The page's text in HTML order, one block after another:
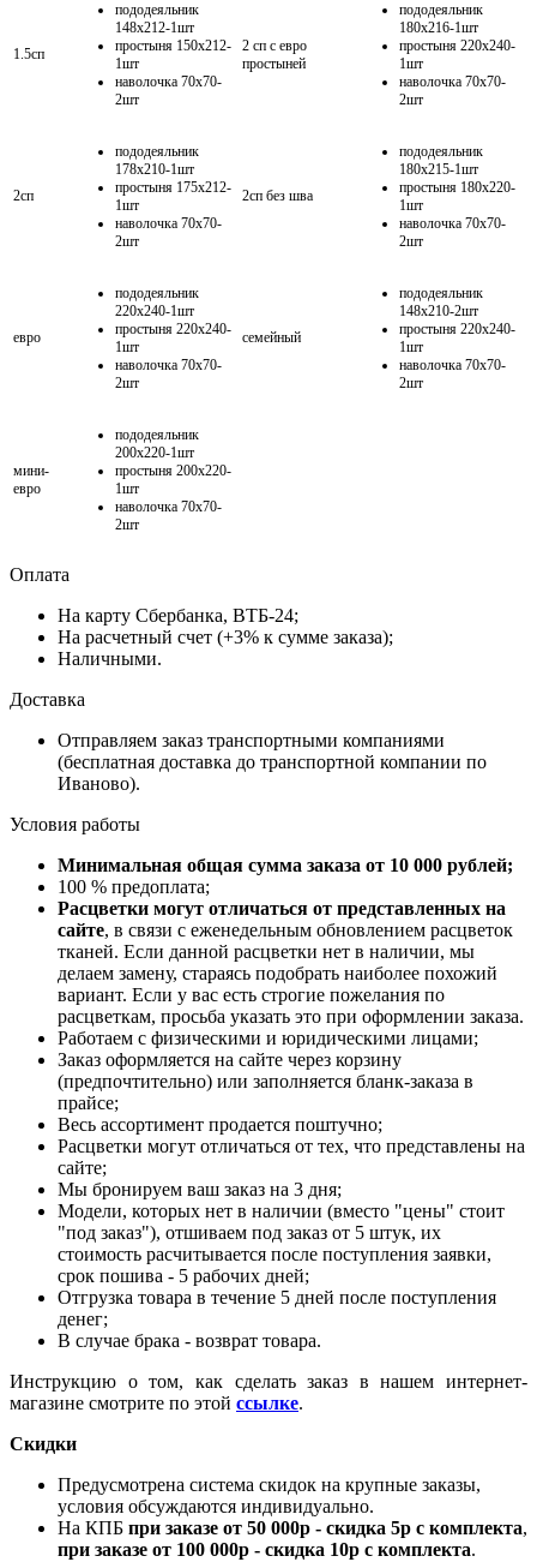
1.5сп
пододеяльник
148х212-1шт
простыня 150х212-
1шт
наволочка 70х70-
2шт
2 сп с евро
простыней
пододеяльник
180х216-1шт
простыня 220х240-
1шт
наволочка 70х70-
2шт
2сп
пододеяльник
178х210-1шт
простыня 175х212-
1шт
наволочка 70х70-
2шт
2сп без шва
пододеяльник
180х215-1шт
простыня 180х220-
1шт
наволочка 70х70-
2шт
евро
пододеяльник
220х240-1шт
простыня 220х240-
1шт
наволочка 70х70-
2шт
семейный
пододеяльник
148х210-2шт
простыня 220х240-
1шт
наволочка 70х70-
2шт
мини-
евро
пододеяльник
200х220-1шт
простыня 200х220-
1шт
наволочка 70х70-
2шт
Оплата
На карту Сбербанка, ВТБ-24;
На расчетный счет (+3% к сумме заказа);
Наличными.
Доставка
Отправляем заказ транспортными компаниями
(бесплатная доставка до транспортной компании по
Иваново).
Условия работы
Минимальная общая сумма заказа от 10 000 рублей;
100 % предоплата;
Расцветки могут отличаться от представленных на
сайте, в связи с еженедельным обновлением расцветок
тканей. Если данной расцветки нет в наличии, мы
делаем замену, стараясь подобрать наиболее похожий
вариант. Если у вас есть строгие пожелания по
расцветкам, просьба указать это при оформлении заказа.
Работаем с физическими и юридическими лицами;
Заказ оформляется на сайте через корзину
(предпочтительно) или заполняется бланк-заказа в
прайсе;
Весь ассортимент продается поштучно;
Расцветки могут отличаться от тех, что представлены на
сайте;
Мы бронируем ваш заказ на 3 дня;
Модели, которых нет в наличии (вместо "цены" стоит
"под заказ"), отшиваем под заказ от 5 штук, их
стоимость расчитывается после поступления заявки,
срок пошива - 5 рабочих дней;
Отгрузка товара в течение 5 дней после поступления
денег;
В случае брака - возврат товара.
Инструкцию о том, как сделать заказ в нашем интернет-
магазине смотрите по этой ссылке.
Скидки
Предусмотрена система скидок на крупные заказы,
условия обсуждаются индивидуально.
На КПБ при заказе от 50 000р - скидка 5р с комплекта,
при заказе от 100 000р - скидка 10р с комплекта.